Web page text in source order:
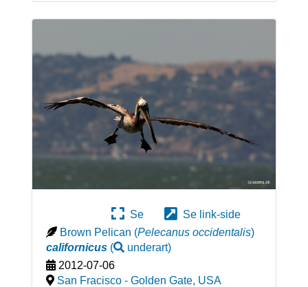
Se
Se link-side
Brown Pelican (Pelecanus occidentalis)
californicus( underart)
2012-07-06
San Fracisco - Golden Gate, USA